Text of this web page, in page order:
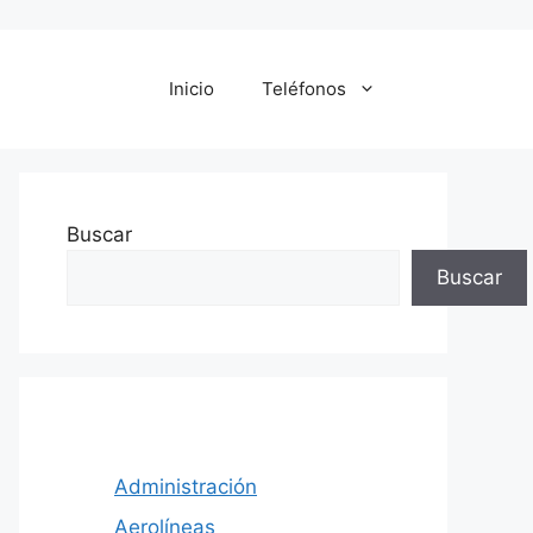
Inicio Teléfonos
Buscar
Buscar
Administración
Aerolíneas